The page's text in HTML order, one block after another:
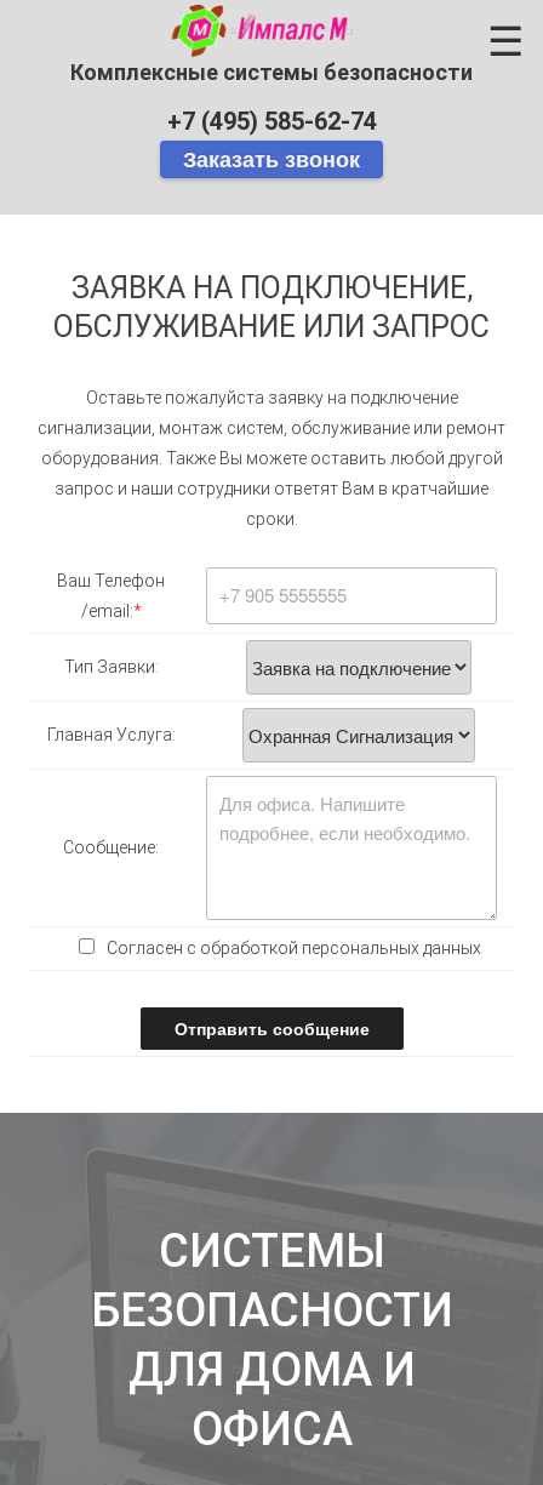
☰
Комплексные системы безопасности
+7 (495) 585-62-74
ЗАЯВКА НА ПОДКЛЮЧЕНИЕ,
ОБСЛУЖИВАНИЕ ИЛИ ЗАПРОС
Оставьте пожалуйста заявку на подключение
сигнализации, монтаж систем, обслуживание или ремонт
оборудования. Также Вы можете оставить любой другой
запрос и наши сотрудники ответят Вам в кратчайшие
сроки.
Ваш Телефон
/email:*
Тип Заявки:
Главная Услуга:
Сообщение:
Согласен с обработкой персональных данных
СИСТЕМЫ
БЕЗОПАСНОСТИ
ДЛЯ ДОМА И
ОФИСА